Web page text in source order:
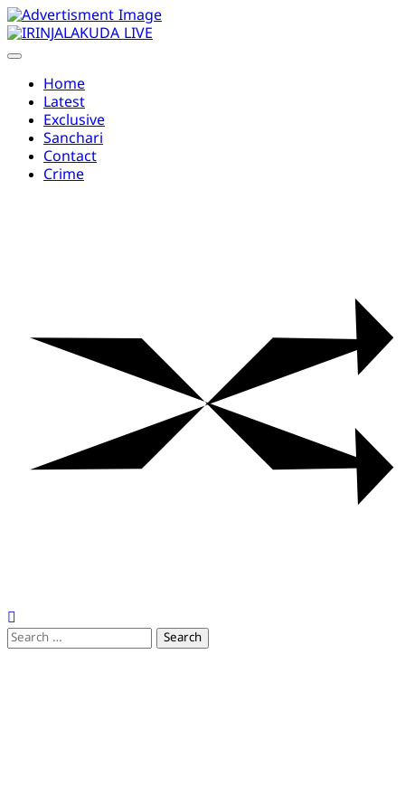
Skip
to
content
Home
Latest
Exclusive
Sanchari
Contact
Crime
Search
for: